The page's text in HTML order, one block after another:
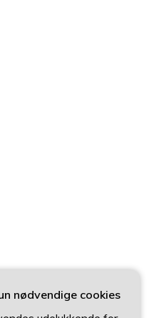
nødvendige cookies